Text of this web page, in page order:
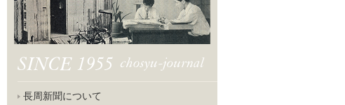
長周新聞について